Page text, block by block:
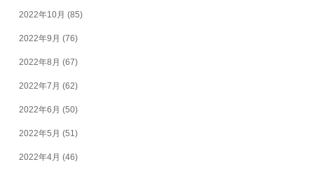
2022年10月 (85)
2022年9月 (76)
2022年8月 (67)
2022年7月 (62)
2022年6月 (50)
2022年5月 (51)
2022年4月 (46)